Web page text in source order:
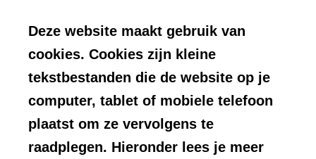
Deze website maakt gebruik van
cookies. Cookies zijn kleine
tekstbestanden die de website op je
computer, tablet of mobiele telefoon
plaatst om ze vervolgens te
raadplegen. Hieronder lees je meer